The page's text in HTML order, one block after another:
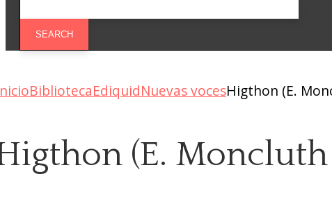
BibliotecaEdiquidNuevas vocesHigthon (E.
(E. Moncluth